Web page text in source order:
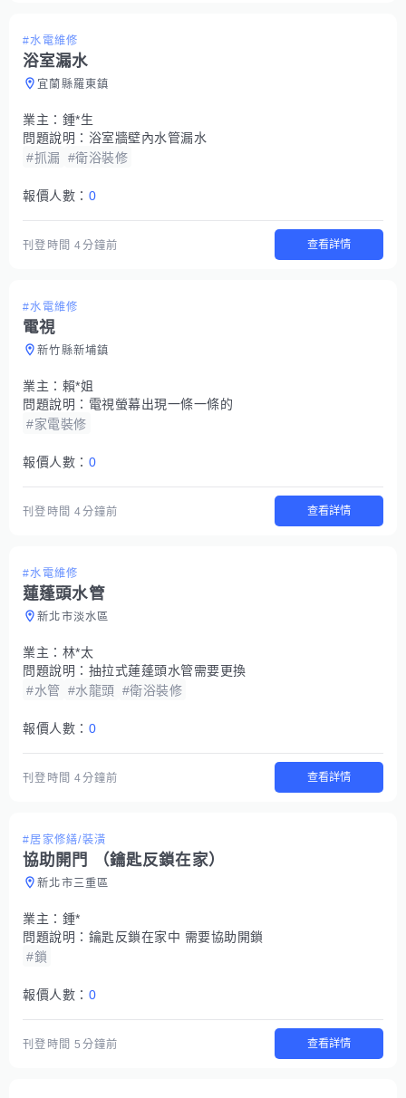
#水電維修
浴室漏水
宜蘭縣羅東鎮
業主： 鍾*生
問題說明： 浴室牆壁內水管漏水
#抓漏 #衛浴裝修
報價人數： 0
刊登時間4分鐘前 查看詳情
#水電維修
電視
新竹縣新埔鎮
業主： 賴*姐
問題說明： 電視螢幕出現一條一條的
#家電裝修
報價人數： 0
刊登時間4分鐘前 查看詳情
#水電維修
蓮蓬頭水管
新北市淡水區
業主： 林*太
問題說明： 抽拉式蓮蓬頭水管需要更換
#水管 #水龍頭 #衛浴裝修
報價人數： 0
刊登時間4分鐘前 查看詳情
#居家修繕/裝潢
協助開門 （鑰匙反鎖在家）
新北市三重區
業主： 鍾*
問題說明： 鑰匙反鎖在家中 需要協助開鎖
#鎖
報價人數： 0
刊登時間5分鐘前 查看詳情